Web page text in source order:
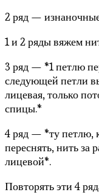
2 ряд —
1 и 2 ряды вяжем
3 ряд — *1 петлю
следующей петли
лицевая, только
спицы.*
4 ряд — *ту петлю,
переснять, нить за
лицевой*.
Повторять эти 4